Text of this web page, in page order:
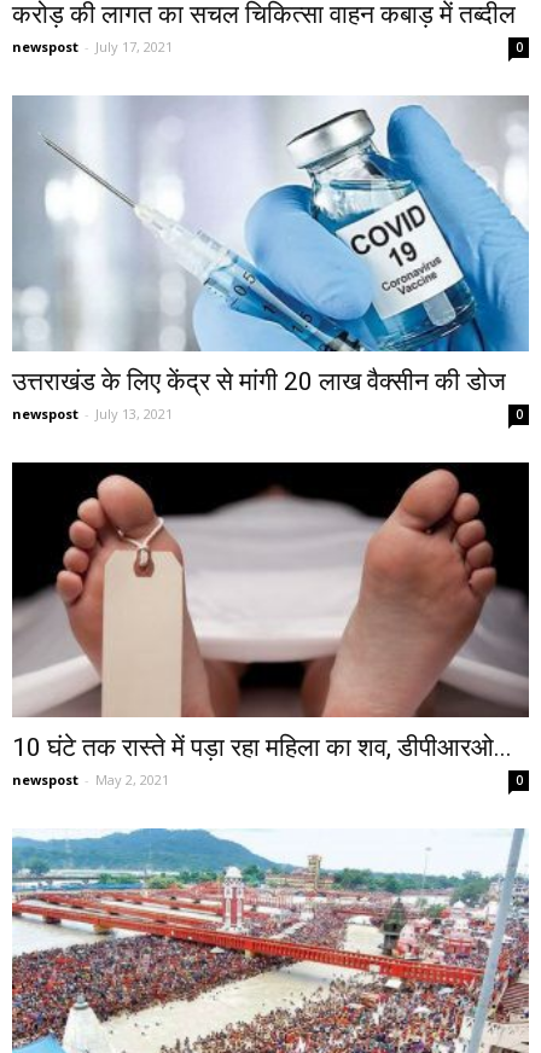
करोड़ की लागत का सचल चिकित्सा वाहन कबाड़ में तब्दील
newspost - July 17, 2021 0
उत्तराखंड के लिए केंद्र से मांगी 20 लाख वैक्सीन की डोज
newspost - July 13, 2021 0
10 घंटे तक रास्ते में पड़ा रहा महिला का शव, डीपीआरओ...
newspost - May 2, 2021 0